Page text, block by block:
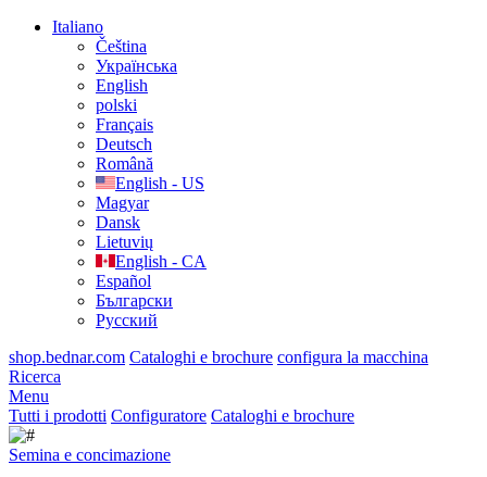
Italiano
Čeština
Українська
English
polski
Français
Deutsch
Română
English - US
Magyar
Dansk
Lietuvių
English - CA
Español
Български
Русский
shop.bednar.com Cataloghi e brochure configura la macchina
Ricerca
Menu
Tutti i prodotti Configuratore Cataloghi e brochure
Semina e concimazione